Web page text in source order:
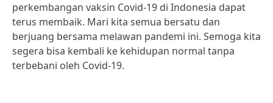
perkembangan vaksin Covid-19 di Indonesia dapat
terus membaik. Mari kita semua bersatu dan
berjuang bersama melawan pandemi ini. Semoga kita
segera bisa kembali ke kehidupan normal tanpa
terbebani oleh Covid-19.